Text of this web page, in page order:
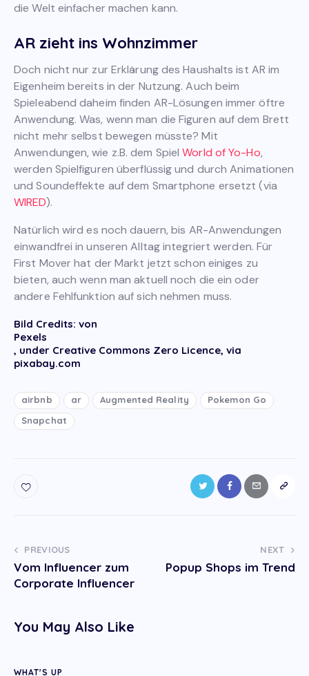
die Welt einfacher machen kann.
AR zieht ins Wohnzimmer
Doch nicht nur zur Erklärung des Haushalts ist AR im
Eigenheim bereits in der Nutzung. Auch beim
Spieleabend daheim finden AR-Lösungen immer öftre
Anwendung. Was, wenn man die Figuren auf dem Brett
nicht mehr selbst bewegen müsste? Mit
Anwendungen, wie z.B. dem SpielWorld of Yo-Ho,
werden Spielfiguren überflüssig und durch Animationen
und Soundeffekte auf dem Smartphone ersetzt (via
WIRED).
Natürlich wird es noch dauern, bis AR-Anwendungen
einwandfrei in unseren Alltag integriert werden. Für
First Mover hat der Markt jetzt schon einiges zu
bieten, auch wenn man aktuell noch die ein oder
andere Fehlfunktion auf sich nehmen muss.
Bild Credits: von
Pexels
, under Creative Commons Zero Licence, via
pixabay.com
airbnb ar Augmented Reality
Pokemon Go
Snapchat
Post
navigation
PREVIOUS
Vom Influencer zum
Corporate Influencer
NEXT
Popup Shops im Trend
You May Also Like
WHAT'S UP